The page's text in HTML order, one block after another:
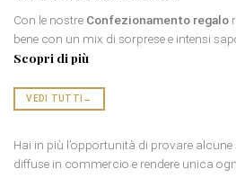
Con le nostre Confezionamento regalo
bene con un mix di sorprese e intensi
Scopri di più
VEDI TUTTI →
Hai in più l’opportunità di provare
diffuse in commercio e rendere unica